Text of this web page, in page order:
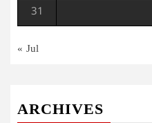
31
« Jul
ARCHIVES